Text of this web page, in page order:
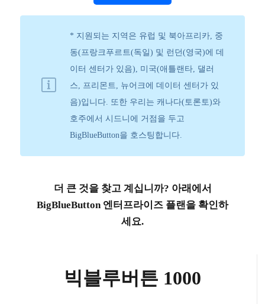
* 지원되는 지역은 유럽 및 북아프리카, 중
동(프랑크푸르트(독일) 및 런던(영국)에 데
이터 센터가 있음), 미국(애틀랜타, 댈러
스, 프리몬트, 뉴어크에 데이터 센터가 있
음)입니다. 또한 우리는 캐나다(토론토)와
호주에서 시드니에 거점을 두고
BigBlueButton을 호스팅합니다.
더 큰 것을 찾고 계십니까? 아래에서
BigBlueButton 엔터프라이즈 플랜을 확인하
세요.
빅블루버튼 1000